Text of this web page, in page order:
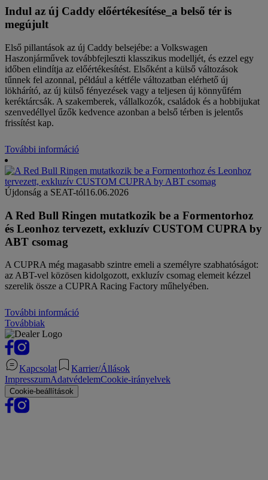
Indul az új Caddy előértékesítése_a belső tér is
megújult
Első pillantások az új Caddy belsejébe: a Volkswagen
Haszonjárművek továbbfejleszti klasszikus modelljét, és ezzel egy
időben elindítja az előértékesítést. Elsőként a külső változások
tűnnek fel azonnal, például a kétféle változatban elérhető új
lökhárító, az új külső fényezések vagy a teljesen új könnyűfém
keréktárcsák. A szakemberek, vállalkozók, családok és a hobbijukat
szenvedéllyel űzők kedvence azonban a belső térben is jelentős
frissítést kap.
További információ
Újdonság a SEAT-tól16.06.2026
A Red Bull Ringen mutatkozik be a Formentorhoz
és Leonhoz tervezett, exkluzív CUSTOM CUPRA by
ABT csomag
A CUPRA még magasabb szintre emeli a személyre szabhatóságot:
az ABT-vel közösen kidolgozott, exkluzív csomag elemeit kézzel
szerelik össze a CUPRA Racing Factory műhelyében.
További információ
Továbbiak
Kapcsolat
Karrier/Állások
ImpresszumAdatvédelemCookie-irányelvek
Cookie-beállítások